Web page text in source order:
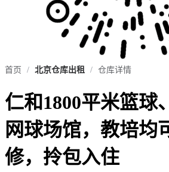
首页 / 北京仓库出租 / 仓库详情
仁和1800平米篮球
网球场馆，教培均
修，拎包入住